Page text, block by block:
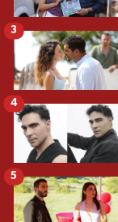
3
4
5